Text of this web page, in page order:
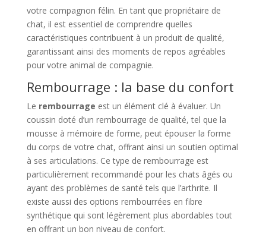
votre compagnon félin. En tant que propriétaire de
chat, il est essentiel de comprendre quelles
caractéristiques contribuent à un produit de qualité,
garantissant ainsi des moments de repos agréables
pour votre animal de compagnie.
Rembourrage : la base du confort
Le rembourrage est un élément clé à évaluer. Un
coussin doté d’un rembourrage de qualité, tel que la
mousse à mémoire de forme, peut épouser la forme
du corps de votre chat, offrant ainsi un soutien optimal
à ses articulations. Ce type de rembourrage est
particulièrement recommandé pour les chats âgés ou
ayant des problèmes de santé tels que l’arthrite. Il
existe aussi des options rembourrées en fibre
synthétique qui sont légèrement plus abordables tout
en offrant un bon niveau de confort.